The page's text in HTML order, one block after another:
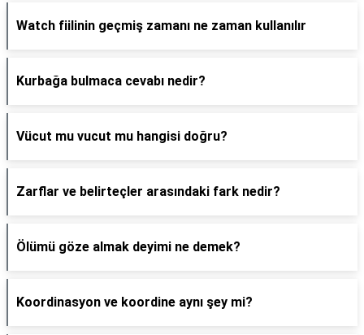
Watch fiilinin geçmiş zamanı ne zaman kullanılır
Kurbağa bulmaca cevabı nedir?
Vücut mu vucut mu hangisi doğru?
Zarflar ve belirteçler arasındaki fark nedir?
Ölümü göze almak deyimi ne demek?
Koordinasyon ve koordine aynı şey mi?